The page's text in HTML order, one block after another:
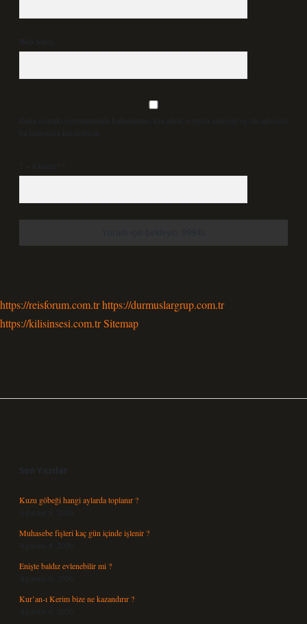
Web Sitesi
Daha sonraki yorumlarımda kullanılması için adım, e-posta adresim ve site adresim
bu tarayıcıya kaydedilsin.
7 + 8 kaçtır?
https://reisforum.com.trhttps://durmuslargrup.com.tr
https://kilisinsesi.com.trSitemap
Son Yazılar
Kuzu göbeği hangi aylarda toplanır ?
Ağustos 8, 2026
Muhasebe fişleri kaç gün içinde işlenir ?
Ağustos 8, 2026
Enişte baldız evlenebilir mi ?
Ağustos 6, 2026
Kur’an-ı Kerim bize ne kazandırır ?
Ağustos 6, 2026